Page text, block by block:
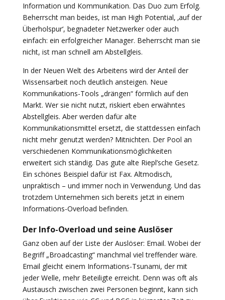
Information und Kommunikation. Das Duo zum Erfolg.
Beherrscht man beides, ist man High Potential‚ ‚auf der
Überholspur‘, begnadeter Netzwerker oder auch
einfach: ein erfolgreicher Manager. Beherrscht man sie
nicht, ist man schnell am Abstellgleis.
In der Neuen Welt des Arbeitens wird der Anteil der
Wissensarbeit noch deutlich ansteigen. Neue
Kommunikations-Tools „drängen“ förmlich auf den
Markt. Wer sie nicht nutzt, riskiert eben erwähntes
Abstellgleis. Aber werden dafür alte
Kommunikationsmittel ersetzt, die stattdessen einfach
nicht mehr genutzt werden? Mitnichten. Der Pool an
verschiedenen Kommunikationsmöglichkeiten
erweitert sich ständig. Das gute alte Riepl’sche Gesetz.
Ein schönes Beispiel dafür ist Fax. Altmodisch,
unpraktisch – und immer noch in Verwendung. Und das
trotzdem Unternehmen sich bereits jetzt in einem
Informations-Overload befinden.
Der Info-Overload und seine Auslöser
Ganz oben auf der Liste der Auslöser: Email. Wobei der
Begriff „Broadcasting“ manchmal viel treffender wäre.
Email gleicht einem Informations-Tsunami, der mit
jeder Welle, mehr Beteiligte erreicht. Denn was oft als
Austausch zwischen zwei Personen beginnt, kann sich